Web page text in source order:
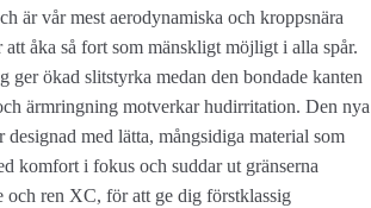
är vår mest aerodynamiska och kroppsnära
åka så fort som mänskligt möjligt i alla spår.
ger ökad slitstyrka medan den bondade kanten
ärmringning motverkar hudirritation. Den nya
med lätta, mångsidiga material som
komfort i fokus och suddar ut gränserna
och ren XC, för att ge dig förstklassig